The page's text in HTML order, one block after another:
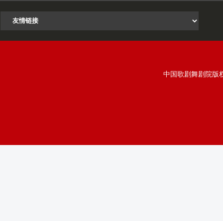
中国歌剧舞剧院版